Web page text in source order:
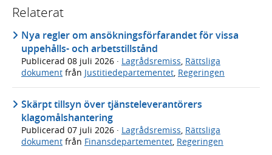
Relaterat
Nya regler om ansökningsförfarandet för vissa
uppehålls- och arbetstillstånd
Publicerad 08 juli 2026 · Lagrådsremiss, Rättsliga
dokument från Justitiedepartementet, Regeringen
Skärpt tillsyn över tjänsteleverantörers
klagomålshantering
Publicerad 07 juli 2026 · Lagrådsremiss, Rättsliga
dokument från Finansdepartementet, Regeringen